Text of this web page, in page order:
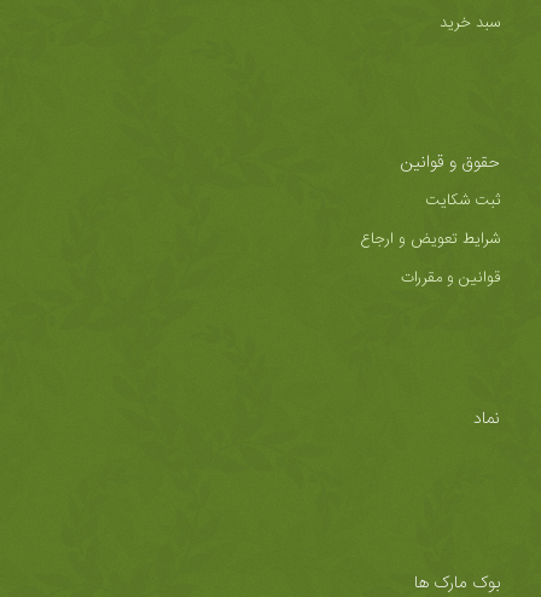
سبد خرید
حقوق و قوانین
ثبت شکایت
شرایط تعویض و ارجاع
قوانین و مقررات
نماد
بوک مارک ها